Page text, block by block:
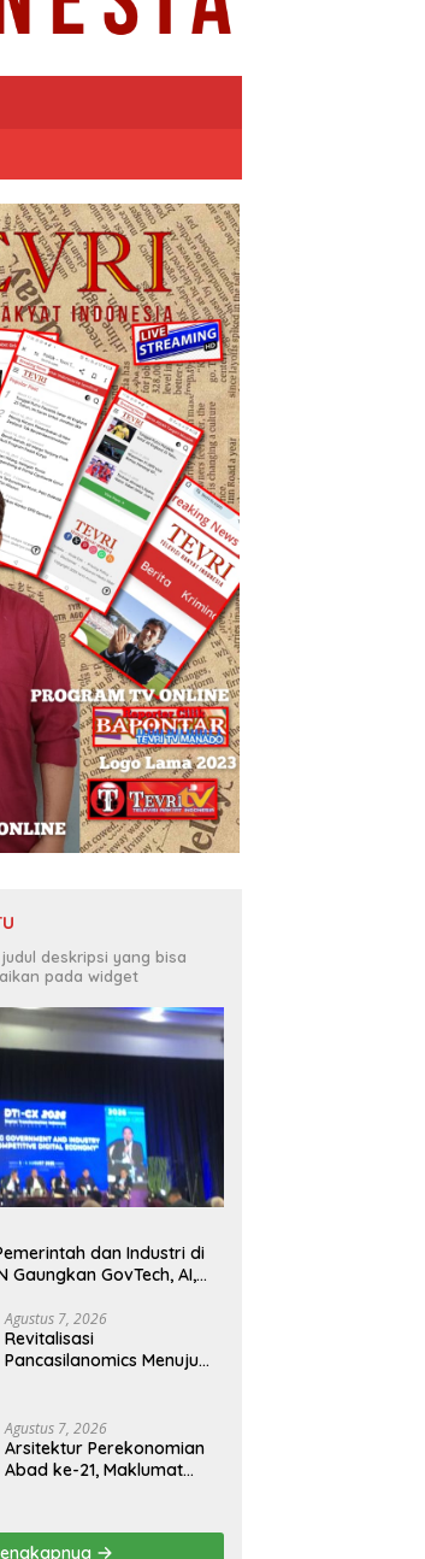
deskripsi yang bisa
pada widget
dan Industri di
Gaungkan GovTech, AI,
Agustus 7, 2026
Revitalisasi
Pancasilanomics Menuju
Agustus 7, 2026
Arsitektur Perekonomian
Abad ke-21, Maklumat
Kedaulatan Ekonomi